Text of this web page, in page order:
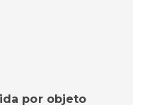
por objeto